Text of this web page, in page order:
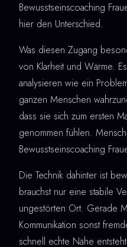
Bewusstseinscoaching
hier den Unterschied.
Was diesen Zugang
von Klarheit und Wärme.
analysieren wie ein
ganzen Menschen
dass sie sich zum ersten
genommen fühlen.
Bewusstseinscoaching
Die Technik dahinter ist
brauchst nur eine stabile
ungestörten Ort. Gerade
Kommunikation sonst
schnell echte Nähe